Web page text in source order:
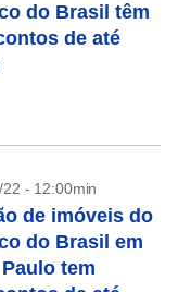
do Brasil têm
de até
22 - 12:00min
de imóveis do
do Brasil em
tem